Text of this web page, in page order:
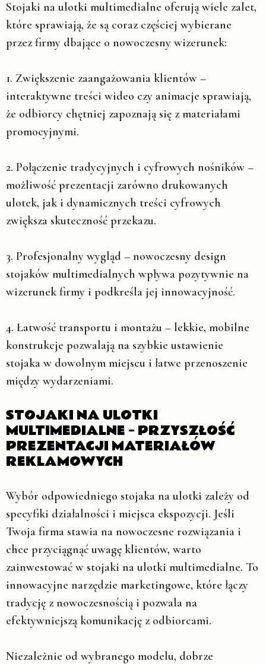
Stojaki na ulotki multimedialne oferują wiele zalet,
które sprawiają, że są coraz częściej wybierane
przez firmy dbające o nowoczesny wizerunek:
1. Zwiększenie zaangażowania klientów –
interaktywne treści wideo czy animacje sprawiają,
że odbiorcy chętniej zapoznają się z materiałami
promocyjnymi.
2. Połączenie tradycyjnych i cyfrowych nośników –
możliwość prezentacji zarówno drukowanych
ulotek, jak i dynamicznych treści cyfrowych
zwiększa skuteczność przekazu.
3. Profesjonalny wygląd – nowoczesny design
stojaków multimedialnych wpływa pozytywnie na
wizerunek firmy i podkreśla jej innowacyjność.
4. Łatwość transportu i montażu – lekkie, mobilne
konstrukcje pozwalają na szybkie ustawienie
stojaka w dowolnym miejscu i łatwe przenoszenie
między wydarzeniami.
STOJAKI NA ULOTKI
MULTIMEDIALNE – PRZYSZŁOŚĆ
PREZENTACJI MATERIAŁÓW
REKLAMOWYCH
Wybór odpowiedniego stojaka na ulotki zależy od
specyfiki działalności i miejsca ekspozycji. Jeśli
Twoja firma stawia na nowoczesne rozwiązania i
chce przyciągnąć uwagę klientów, warto
zainwestować w stojaki na ulotki multimedialne. To
innowacyjne narzędzie marketingowe, które łączy
tradycję z nowoczesnością i pozwala na
efektywniejszą komunikację z odbiorcami.
Niezależnie od wybranego modelu, dobrze